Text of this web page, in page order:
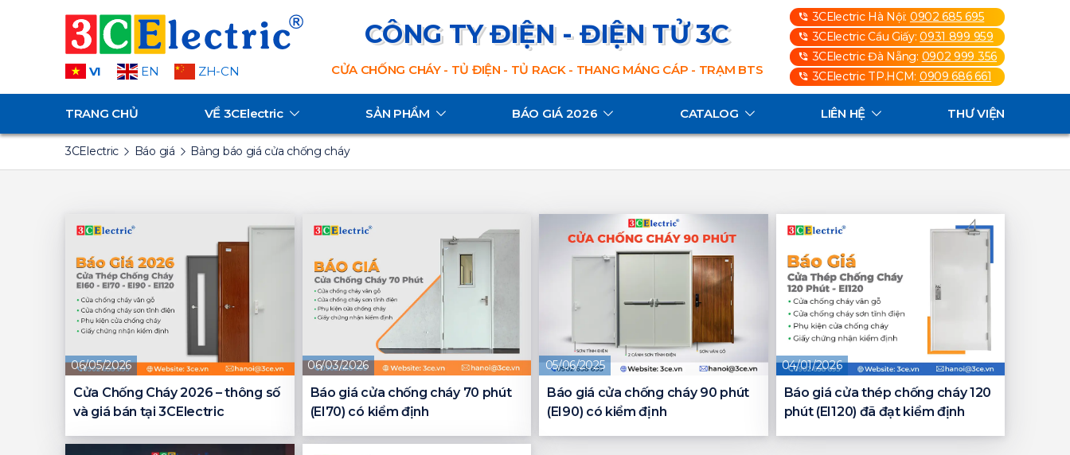
VI EN ZH-CN
CÔNG TY ĐIỆN - ĐIỆN TỬ 3C
CỬA CHỐNG CHÁY - TỦ ĐIỆN - TỦ RACK - THANG MÁNG CÁP - TRẠM BTS
3CElectric Hà Nội: 0902 685 695
3CElectric Cầu Giấy:0931 899 959
3CElectric Đà Nẵng: 0902 999 356
3CElectric TP.HCM: 0909 686 661
TRANG CHỦ VỀ 3CElectric SẢN PHẨM BÁO GIÁ 2026 CATALOG LIÊN HỆ THƯ VIỆN
3CElectric Báo giá Bảng báo giá cửa chống cháy
06/05/2026
Cửa Chống Cháy 2026 – thông số
và giá bán tại 3CElectric
06/03/2026
Báo giá cửa chống cháy 70 phút
(EI70) có kiểm định
05/06/2025
Báo giá cửa chống cháy 90 phút
(EI90) có kiểm định
04/01/2026
Báo giá cửa thép chống cháy 120
phút (EI120) đã đạt kiểm định